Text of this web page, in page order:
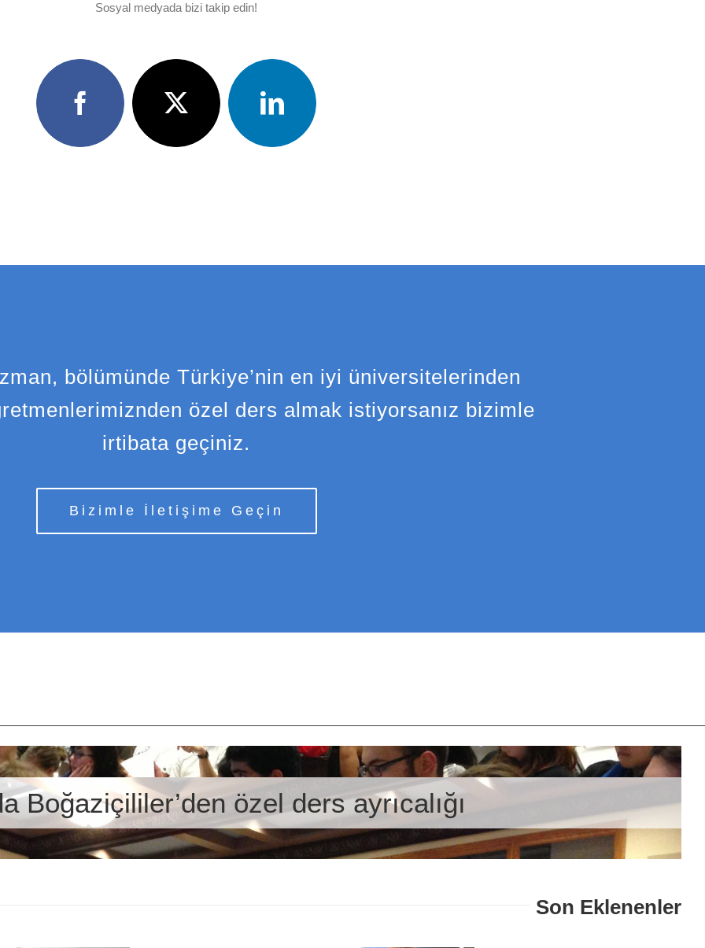
Sosyal medyada bizi takip edin!
bölümünde Türkiye’nin en iyi üniversitelerinden
özel ders almak istiyorsanız bizimle
irtibata geçiniz.
Bizimle İletişime Geçin
Boğaziçililer’den özel ders ayrıcalığı
Son Eklenenler